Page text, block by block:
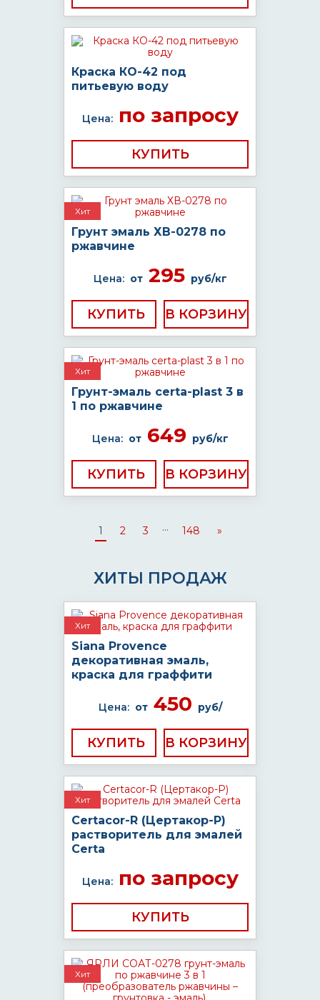
Краска КО-42 под
питьевую воду
Цена:по запросу
КУПИТЬ
Хит
Грунт эмаль ХВ-0278 по
ржавчине
Цена: от295 руб/кг
КУПИТЬ
Хит
Грунт-эмаль certa-plast 3 в
1 по ржавчине
Цена: от649 руб/кг
КУПИТЬ
1 2 3 ... 148 »
ХИТЫ ПРОДАЖ
Хит
Siana Provence
декоративная эмаль,
краска для граффити
Цена: от450 руб/
КУПИТЬ
Хит
Certacor-R (Цертакор-Р)
растворитель для эмалей
Certa
Цена:по запросу
КУПИТЬ
Хит